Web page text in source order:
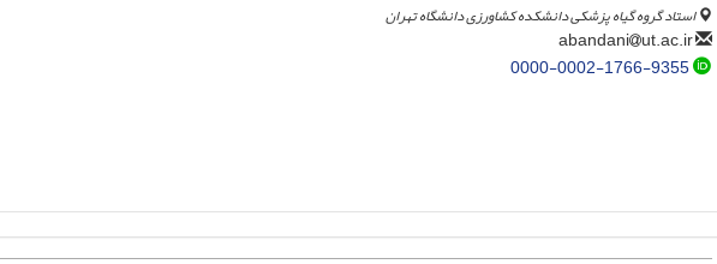
استاد گروه گیاه پزشکی دانشکده کشاورزی دانشگاه تهران
ut.ac.ir
0000-0002-1766-9355